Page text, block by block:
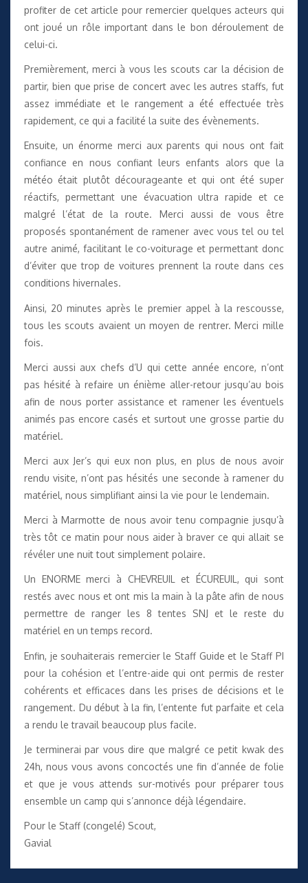
profiter de cet article pour remercier quelques acteurs qui
ont joué un rôle important dans le bon déroulement de
celui-ci.
Premièrement, merci à vous les scouts car la décision de
partir, bien que prise de concert avec les autres staffs, fut
assez immédiate et le rangement a été effectuée très
rapidement, ce qui a facilité la suite des évènements.
Ensuite, un énorme merci aux parents qui nous ont fait
confiance en nous confiant leurs enfants alors que la
météo était plutôt décourageante et qui ont été super
réactifs, permettant une évacuation ultra rapide et ce
malgré l’état de la route. Merci aussi de vous être
proposés spontanément de ramener avec vous tel ou tel
autre animé, facilitant le co-voiturage et permettant donc
d’éviter que trop de voitures prennent la route dans ces
conditions hivernales.
Ainsi, 20 minutes après le premier appel à la rescousse,
tous les scouts avaient un moyen de rentrer. Merci mille
fois.
Merci aussi aux chefs d’U qui cette année encore, n’ont
pas hésité à refaire un énième aller-retour jusqu’au bois
afin de nous porter assistance et ramener les éventuels
animés pas encore casés et surtout une grosse partie du
matériel.
Merci aux Jer’s qui eux non plus, en plus de nous avoir
rendu visite, n’ont pas hésités une seconde à ramener du
matériel, nous simplifiant ainsi la vie pour le lendemain.
Merci à Marmotte de nous avoir tenu compagnie jusqu’à
très tôt ce matin pour nous aider à braver ce qui allait se
révéler une nuit tout simplement polaire.
Un ENORME merci à CHEVREUIL et ÉCUREUIL, qui sont
restés avec nous et ont mis la main à la pâte afin de nous
permettre de ranger les 8 tentes SNJ et le reste du
matériel en un temps record.
Enfin, je souhaiterais remercier le Staff Guide et le Staff PI
pour la cohésion et l’entre-aide qui ont permis de rester
cohérents et efficaces dans les prises de décisions et le
rangement. Du début à la fin, l’entente fut parfaite et cela
a rendu le travail beaucoup plus facile.
Je terminerai par vous dire que malgré ce petit kwak des
24h, nous vous avons concoctés une fin d’année de folie
et que je vous attends sur-motivés pour préparer tous
ensemble un camp qui s’annonce déjà légendaire.
Pour le Staff (congelé) Scout,
Gavial